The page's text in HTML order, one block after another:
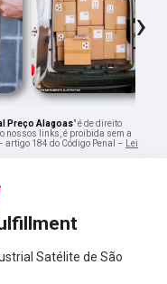
›
Preço Alagoas" é de direito
nossos links, é proibida sem a
artigo 184 do Código Penal –
Lei
Satélite de São